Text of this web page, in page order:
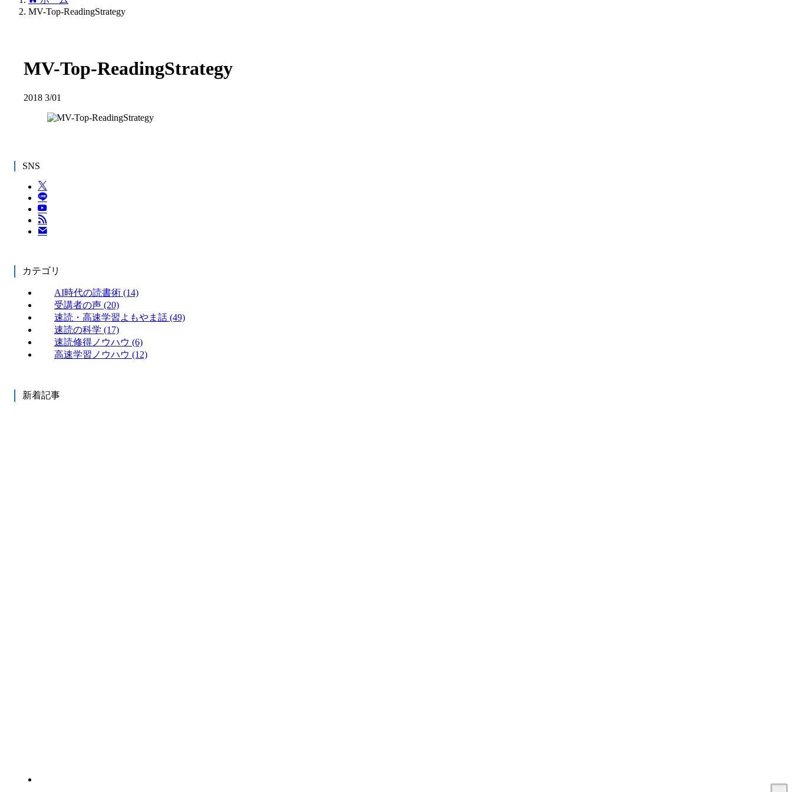
MV-Top-ReadingStrategy
MV-Top-ReadingStrategy
2018 3/01
SNS
カテゴリ
AI時代の読書術 (14)
受講者の声 (20)
速読・高速学習よもやま話 (49)
速読の科学 (17)
速読修得ノウハウ (6)
高速学習ノウハウ (12)
新着記事